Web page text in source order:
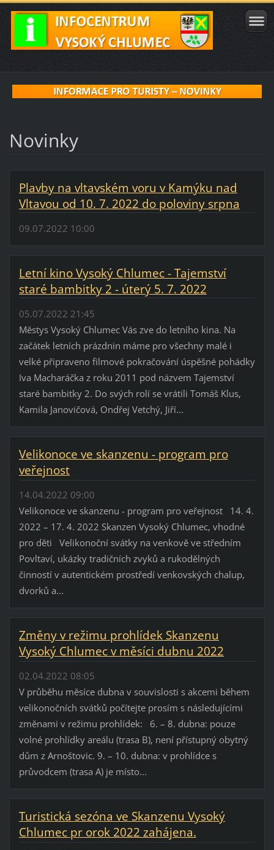
Novinky
Plavby na vltavském voru v Kamýku nad
Vltavou od 10. 7. 2022 do poloviny srpna
09.07.2022 10:00
Letní kino Vysoký Chlumec - Tajemství
staré bambitky 2 - úterý 5. 7. 2022
05.07.2022 21:45
Městys Vysoký Chlumec Vás zve do letního kina. Na
začátek letních prázdnin máme pro všechny malé i
velké připraveno filmové pokračování úspěšné pohádky
Iva Macharáčka z roku 2011 pod názvem Tajemství
staré bambitky 2. Do svých rolí se vrátili Tomáš Klus,
Kamila Janovičová, Ondřej Vetchý, Jiří...
Velikonoce ve skanzenu - program pro
veřejnost
14.04.2022 09:00
Velikonoce ve skanzenu - program pro veřejnost 14. 4.
2022 – 17. 4. 2022 Skanzen Vysoký Chlumec, vhodné
pro děti Velikonoční svátky na venkově ve středním
Povltaví, ukázky tradičních zvyků a rukodělných
činností v autentickém prostředí venkovských chalup,
dvorků a...
Změny v režimu prohlídek Skanzenu
Vysoký Chlumec v měsíci dubnu 2022
02.04.2022 08:05
V průběhu měsíce dubna v souvislosti s akcemi během
velikonočních svátků počítejte prosím s následujícími
změnami v režimu prohlídek: 6. – 8. dubna: pouze
volné prohlídky areálu (trasa B), není přístupný obytný
dům z Arnoštovic. 9. – 10. dubna: v prohlídce s
průvodcem (trasa A) je místo...
Turistická sezóna ve Skanzenu Vysoký
Chlumec pr orok 2022 zahájena.